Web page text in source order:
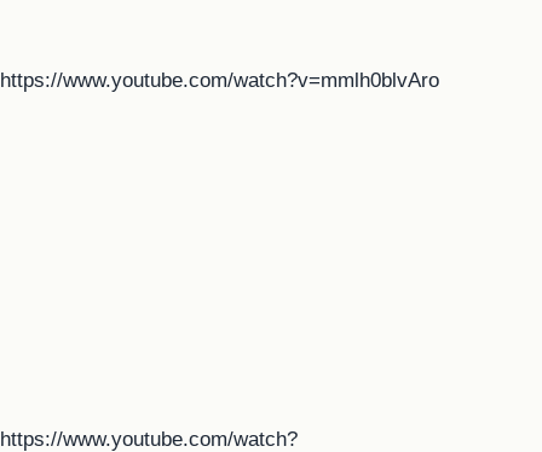
https://www.youtube.com/watch?v=mmlh0blvAro
https://www.youtube.com/watch?